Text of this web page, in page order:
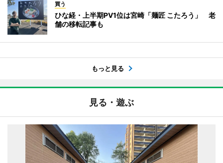
買う
ひな経・上半期PV1位は宮崎「麺匠 こたろう」 老
舗の移転記事も
もっと見る
見る・遊ぶ